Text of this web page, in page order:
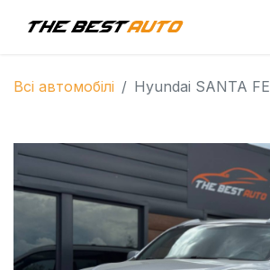
Всі автомобілі Hyundai SANTA FE